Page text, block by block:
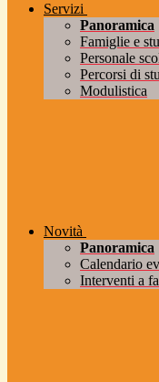
Servizi
Panoramica
Famiglie e
Personale
Percorsi di
Modulistica
Novità
Panoramica
Calendario
Interventi a